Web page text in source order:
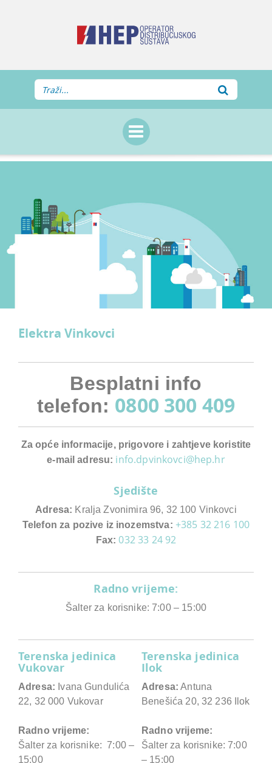
Elektra Vinkovci
Besplatni info
telefon: 0800 300 409
Za opće informacije, prigovore i zahtjeve koristite
e-mail adresu: info.dpvinkovci@hep.hr
Sjedište
Adresa: Kralja Zvonimira 96, 32 100 Vinkovci
Telefon za pozive iz inozemstva: +385 32 216 100
Fax: 032 33 24 92
Radno vrijeme:
Šalter za korisnike: 7:00 – 15:00
Terenska jedinica
Vukovar
Adresa: Ivana Gundulića
22, 32 000 Vukovar
Radno vrijeme:
Šalter za korisnike: 7:00 –
15:00
Terenska jedinica
Ilok
Adresa: Antuna
Benešića 20, 32 236 Ilok
Radno vrijeme:
Šalter za korisnike: 7:00
– 15:00